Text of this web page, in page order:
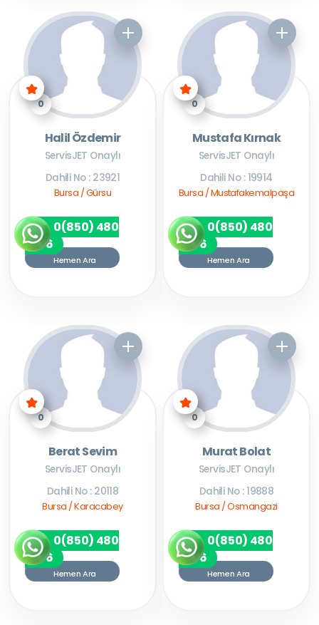
0
Halil Özdemir
ServisJET Onaylı
Dahili No : 23921
Bursa / Gürsu
0(850) 480
7256
Hemen Ara
0
Mustafa Kırnak
ServisJET Onaylı
Dahili No : 19914
Bursa / Mustafakemalpaşa
0(850) 480
7256
Hemen Ara
0
Berat Sevim
ServisJET Onaylı
Dahili No : 20118
Bursa / Karacabey
0(850) 480
7256
Hemen Ara
0
Murat Bolat
ServisJET Onaylı
Dahili No : 19888
Bursa / Osmangazi
0(850) 480
7256
Hemen Ara